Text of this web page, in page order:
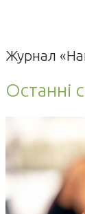
Журнал
Останні